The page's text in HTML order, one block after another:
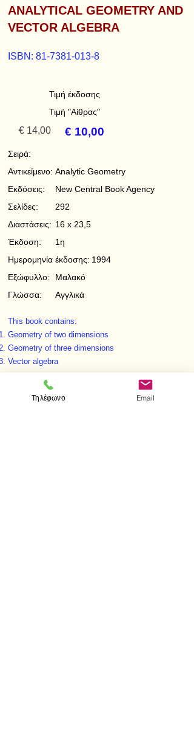
ANALYTICAL GEOMETRY AND
VECTOR ALGEBRA
ISBN: 81-7381-013-8
Τιμή έκδοσης
Τιμή "Αίθρας"
€ 14,00 € 10,00
Σειρά:
Αντικείμενο: Analytic Geometry
Εκδόσεις:
New Central Book Agency
Σελίδες:
292
Διαστάσεις: 16 x 23,5
Έκδοση:
1η
Ημερομηνία έκδοσης: 1994
Εξώφυλλο:
Γλώσσα:
Μαλακό
Αγγλικά
This book contains:
Geometry of two dimensions
Geometry of three dimensions
Vector algebra
< Προηγούμενο Επόμενο >
Τηλέφωνο Email